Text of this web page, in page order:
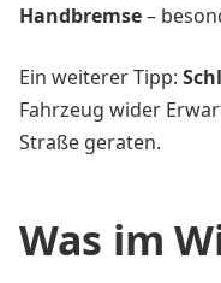
Handbremse–
Ein weiterer Tipp:
Fahrzeug wider
Straße geraten.
Was im